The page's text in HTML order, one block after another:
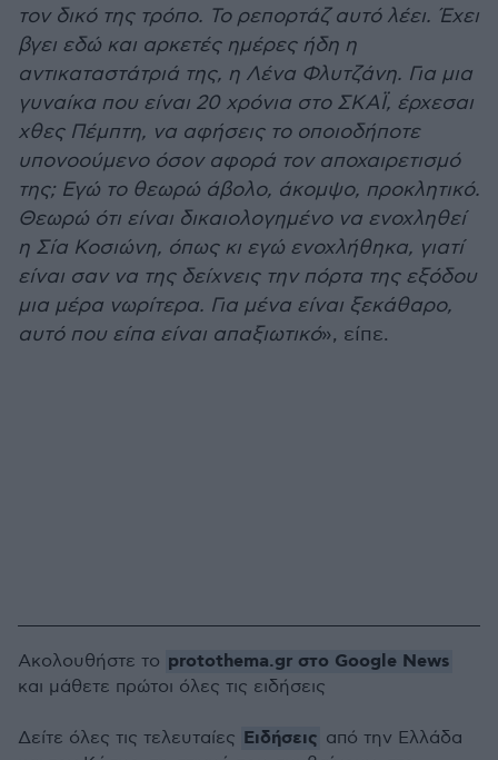
τον δικό της τρόπο. Το ρεπορτάζ αυτό λέει. Έχει
βγει εδώ και αρκετές ημέρες ήδη η
αντικαταστάτριά της, η Λένα Φλυτζάνη. Για μια
γυναίκα που είναι 20 χρόνια στο ΣΚΑΪ, έρχεσαι
χθες Πέμπτη, να αφήσεις το οποιοδήποτε
υπονοούμενο όσον αφορά τον αποχαιρετισμό
της; Εγώ το θεωρώ άβολο, άκομψο, προκλητικό.
Θεωρώ ότι είναι δικαιολογημένο να ενοχληθεί
η Σία Κοσιώνη, όπως κι εγώ ενοχλήθηκα, γιατί
είναι σαν να της δείχνεις την πόρτα της εξόδου
μια μέρα νωρίτερα. Για μένα είναι ξεκάθαρο,
αυτό που είπα είναι απαξιωτικό», είπε.
Ακολουθήστε το protothema.gr στο Google News
και μάθετε πρώτοι όλες τις ειδήσεις
Δείτε όλες τις τελευταίες Ειδήσεις από την Ελλάδα